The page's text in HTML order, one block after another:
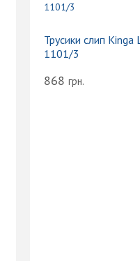
Трусики слип Kinga
1101/3
868 грн.